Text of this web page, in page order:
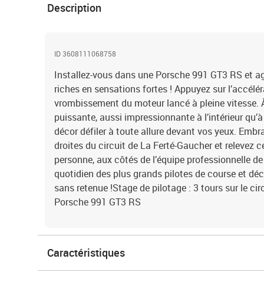
Description
ID 3608111068758
Installez-vous dans une Porsche 991 GT3 RS et
riches en sensations fortes ! Appuyez sur
vrombissement du moteur lancé à pleine vitesse.
puissante, aussi impressionnante à l’intérieur
décor défiler à toute allure devant vos yeux.
droites du circuit de La Ferté-Gaucher et relevez
personne, aux côtés de l’équipe professionnelle
quotidien des plus grands pilotes de course et
sans retenue !Stage de pilotage : 3 tours sur le
Porsche 991 GT3 RS
Caractéristiques